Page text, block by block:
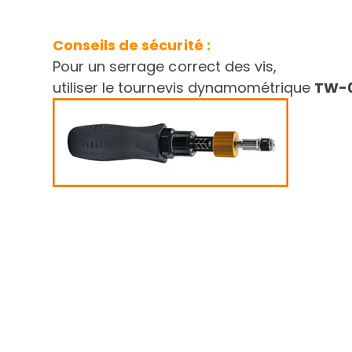
Conseils de sécurité :
Pour un serrage correct des vis,
utiliser le tournevis dynamométrique TW-